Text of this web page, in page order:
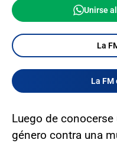
Unirse
La
La FM
Luego de
género contra una